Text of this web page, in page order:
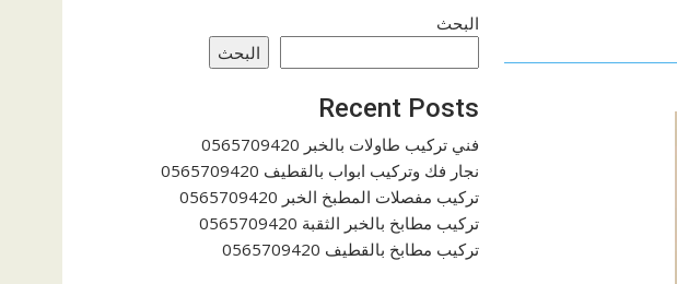
البحث
البحث
Recent Posts
فني تركيب طاولات بالخبر 0565709420
نجار فك وتركيب ابواب بالقطيف 0565709420
تركيب مفصلات المطبخ الخبر 0565709420
تركيب مطابخ بالخبر الثقبة 0565709420
تركيب مطابخ بالقطيف 0565709420